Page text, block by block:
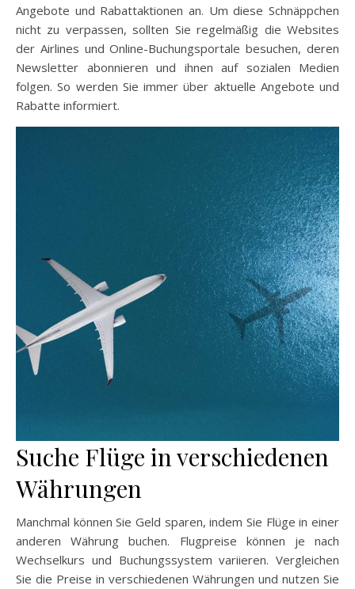
Angebote und Rabattaktionen an. Um diese Schnäppchen
nicht zu verpassen, sollten Sie regelmäßig die Websites
der Airlines und Online-Buchungsportale besuchen, deren
Newsletter abonnieren und ihnen auf sozialen Medien
folgen. So werden Sie immer über aktuelle Angebote und
Rabatte informiert.
Suche Flüge in verschiedenen
Währungen
Manchmal können Sie Geld sparen, indem Sie Flüge in einer
anderen Währung buchen. Flugpreise können je nach
Wechselkurs und Buchungssystem variieren. Vergleichen
Sie die Preise in verschiedenen Währungen und nutzen Sie